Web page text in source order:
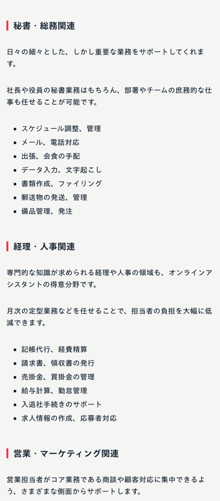
秘書・総務関連
日々の細々とした、しかし重要な業務をサポートしてくれま
す。
社長や役員の秘書業務はもちろん、部署やチームの庶務的な仕
事も任せることが可能です。
スケジュール調整、管理
メール、電話対応
出張、会食の手配
データ入力、文字起こし
書類作成、ファイリング
郵送物の発送、管理
備品管理、発注
経理・人事関連
専門的な知識が求められる経理や人事の領域も、オンラインア
シスタントの得意分野です。
月次の定型業務などを任せることで、担当者の負担を大幅に低
減できます。
記帳代行、経費精算
請求書、領収書の発行
売掛金、買掛金の管理
給与計算、勤怠管理
入退社手続きのサポート
求人情報の作成、応募者対応
営業・マーケティング関連
営業担当者がコア業務である商談や顧客対応に集中できるよ
う、さまざまな側面からサポートします。